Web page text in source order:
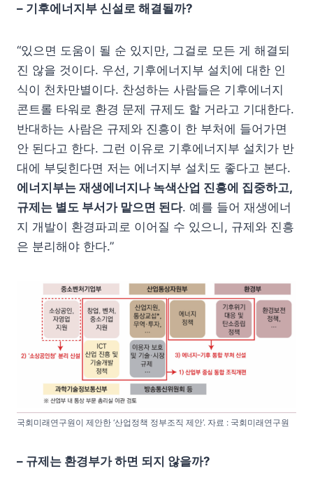
– 기후에너지부 신설로 해결될까?
“있으면 도움이 될 순 있지만, 그걸로 모든 게 해결되
진 않을 것이다. 우선, 기후에너지부 설치에 대한 인
식이 천차만별이다. 찬성하는 사람들은 기후에너지
콘트롤 타워로 환경 문제 규제도 할 거라고 기대한다.
반대하는 사람은 규제와 진흥이 한 부처에 들어가면
안 된다고 한다. 그런 이유로 기후에너지부 설치가 반
대에 부딪힌다면 저는 에너지부 설치도 좋다고 본다.
에너지부는 재생에너지나 녹색산업 진흥에 집중하고,
규제는 별도 부서가 맡으면 된다. 예를 들어 재생에너
지 개발이 환경파괴로 이어질 수 있으니, 규제와 진흥
은 분리해야 한다.”
국회미래연구원이 제안한 ‘산업정책 정부조직 제안’. 자료 : 국회미래연구원
– 규제는 환경부가 하면 되지 않을까?